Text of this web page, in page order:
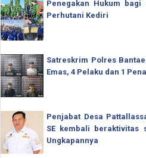
Penegakan Hukum
Perhutani Kediri
Satreskrim Polres
Emas, 4 Pelaku dan 1
Penjabat Desa
SE kembali beraktivitas
Ungkapannya